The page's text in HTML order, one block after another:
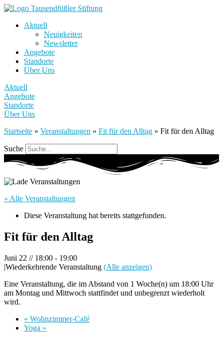
Aktuell
Neuigkeiten
Newsletter
Angebote
Standorte
Über Uns
Aktuell
Angebote
Standorte
Über Uns
Startseite » Veranstaltungen » Fit für den Alltag » Fit für den Alltag
Suche
« Alle Veranstaltungen
Diese Veranstaltung hat bereits stattgefunden.
Fit für den Alltag
Juni 22 // 18:00 - 19:00
|Wiederkehrende Veranstaltung (Alle anzeigen)
Eine Veranstaltung, die im Abstand von 1 Woche(n) um 18:00 Uhr
am Montag und Mittwoch stattfindet und unbegrenzt wiederholt
wird.
« Wohnzimmer-Café
Yoga »